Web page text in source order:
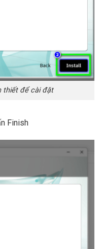
thiết để cài đặt
Finish